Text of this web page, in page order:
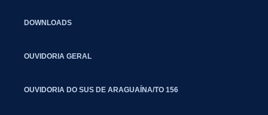
DOWNLOADS
OUVIDORIA GERAL
OUVIDORIA DO SUS DE ARAGUAÍNA/TO 156